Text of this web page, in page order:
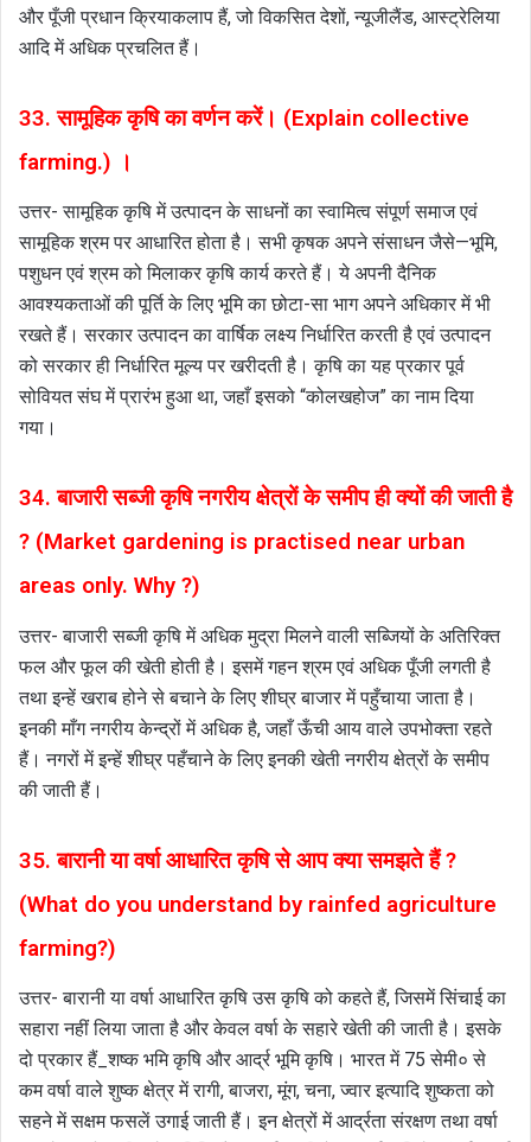
और पूँजी प्रधान क्रियाकलाप हैं, जो विकसित देशों, न्यूजीलैंड, आस्ट्रेलिया
आदि में अधिक प्रचलित हैं।
33. सामूहिक कृषि का वर्णन करें। (Explain collective
farming.) ।
उत्तर- सामूहिक कृषि में उत्पादन के साधनों का स्वामित्व संपूर्ण समाज एवं
सामूहिक श्रम पर आधारित होता है। सभी कृषक अपने संसाधन जैसे—भूमि,
पशुधन एवं श्रम को मिलाकर कृषि कार्य करते हैं। ये अपनी दैनिक
आवश्यकताओं की पूर्ति के लिए भूमि का छोटा-सा भाग अपने अधिकार में भी
रखते हैं। सरकार उत्पादन का वार्षिक लक्ष्य निर्धारित करती है एवं उत्पादन
को सरकार ही निर्धारित मूल्य पर खरीदती है। कृषि का यह प्रकार पूर्व
सोवियत संघ में प्रारंभ हुआ था, जहाँ इसको “कोलखहोज” का नाम दिया
गया।
34. बाजारी सब्जी कृषि नगरीय क्षेत्रों के समीप ही क्यों की जाती है
? (Market gardening is practised near urban
areas only. Why ?)
उत्तर- बाजारी सब्जी कृषि में अधिक मुद्रा मिलने वाली सब्जियों के अतिरिक्त
फल और फूल की खेती होती है। इसमें गहन श्रम एवं अधिक पूँजी लगती है
तथा इन्हें खराब होने से बचाने के लिए शीघ्र बाजार में पहुँचाया जाता है।
इनकी माँग नगरीय केन्द्रों में अधिक है, जहाँ ऊँची आय वाले उपभोक्ता रहते
हैं। नगरों में इन्हें शीघ्र पहँचाने के लिए इनकी खेती नगरीय क्षेत्रों के समीप
की जाती हैं।
35. बारानी या वर्षा आधारित कृषि से आप क्या समझते हैं ?
(What do you understand by rainfed agriculture
farming?)
उत्तर- बारानी या वर्षा आधारित कृषि उस कृषि को कहते हैं, जिसमें सिंचाई का
सहारा नहीं लिया जाता है और केवल वर्षा के सहारे खेती की जाती है। इसके
दो प्रकार हैं_शष्क भमि कृषि और आर्द्र भूमि कृषि। भारत में 75 सेमी० से
कम वर्षा वाले शुष्क क्षेत्र में रागी, बाजरा, मूंग, चना, ज्वार इत्यादि शुष्कता को
सहने में सक्षम फसलें उगाई जाती हैं। इन क्षेत्रों में आर्द्रता संरक्षण तथा वर्षा